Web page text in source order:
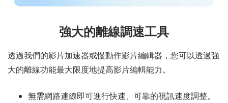
強大的離線調速工具
透過我們的影片加速器或慢動作影片編輯器，您可以透過強
大的離線功能最大限度地提高影片編輯能力。
無需網路連線即可進行快速、可靠的視訊速度調整。